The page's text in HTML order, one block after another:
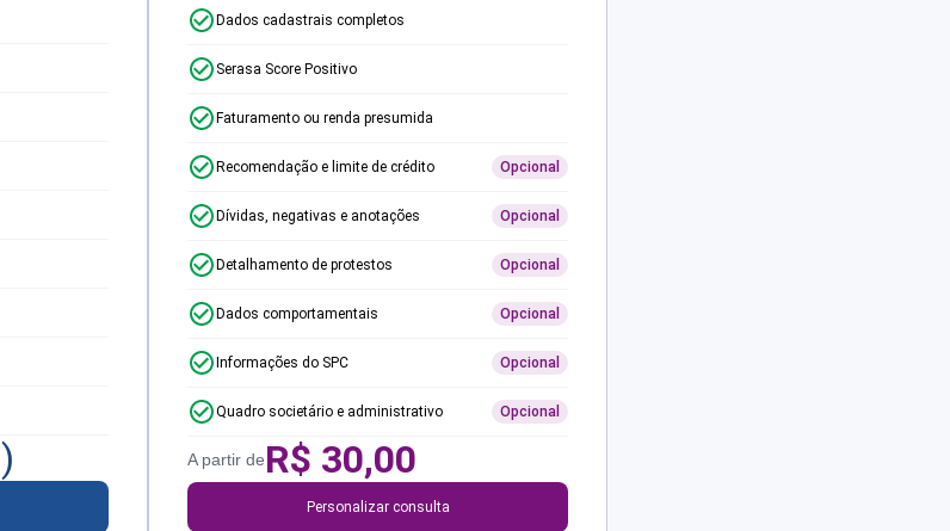
)
Dados cadastrais completos
Serasa Score Positivo
Faturamento ou renda presumida
Recomendação e limite de crédito Opcional
Dívidas, negativas e anotações Opcional
Detalhamento de protestos Opcional
Dados comportamentais Opcional
Informações do SPC Opcional
Quadro societário e administrativo Opcional
A partir deR$ 30,00
Personalizar consulta